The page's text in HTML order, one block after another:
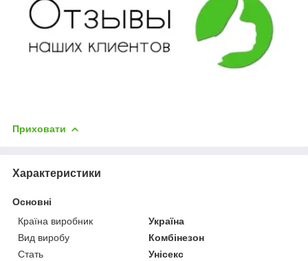
Приховати
Характеристики
Основні
Країна виробник
Україна
Вид виробу
Комбінезон
Стать
Унісекс